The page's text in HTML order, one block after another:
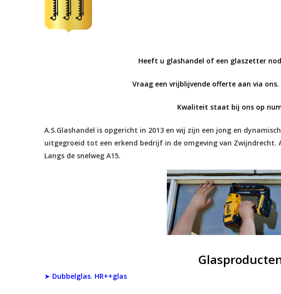
Hit enter to search or ESC to close
Heeft u glashandel of een glaszetter
Vraag een vrijblijvende offerte aan via
Kwaliteit staat bij ons op
A.S.Glashandel is opgericht in 2013 en wij zijn een jong en
uitgegroeid tot een erkend bedrijf in de omgeving van Zwijndrecht.
Langs de snelweg A15.
➤ Dubbelglas. HR++glas